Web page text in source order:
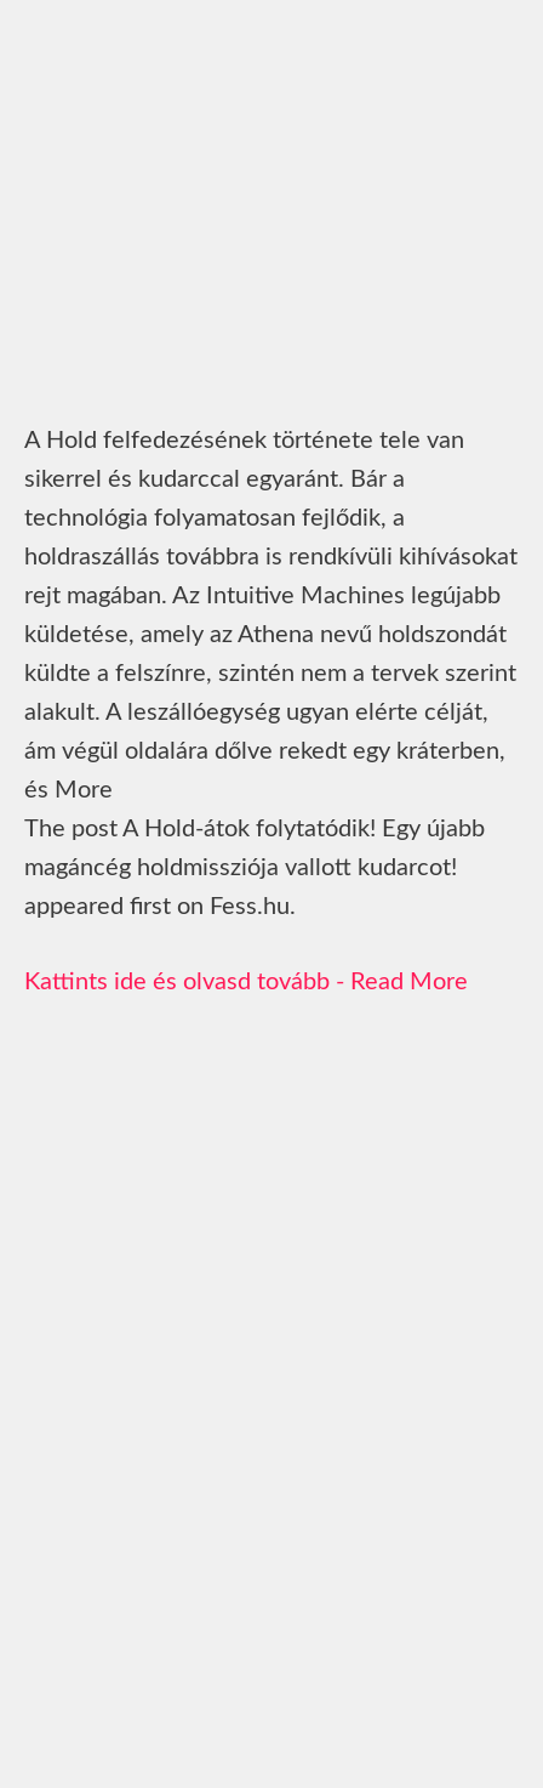
A Hold felfedezésének története tele van
sikerrel és kudarccal egyaránt. Bár a
technológia folyamatosan fejlődik, a
holdraszállás továbbra is rendkívüli kihívásokat
rejt magában. Az Intuitive Machines legújabb
küldetése, amely az Athena nevű holdszondát
küldte a felszínre, szintén nem a tervek szerint
alakult. A leszállóegység ugyan elérte célját,
ám végül oldalára dőlve rekedt egy kráterben,
és More
The post A Hold-átok folytatódik! Egy újabb
magáncég holdmissziója vallott kudarcot!
appeared first on Fess.hu.
Read More